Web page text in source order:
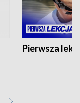
Pierwsza